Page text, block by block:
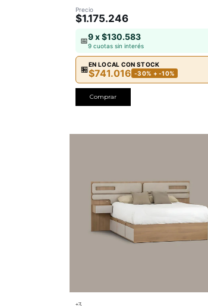
Precio
$1.175.246
📅9 x $130.583
9 cuotas sin interés
🏪
EN LOCAL CON STOCK
$741.016 -30% + -10%
Comprar